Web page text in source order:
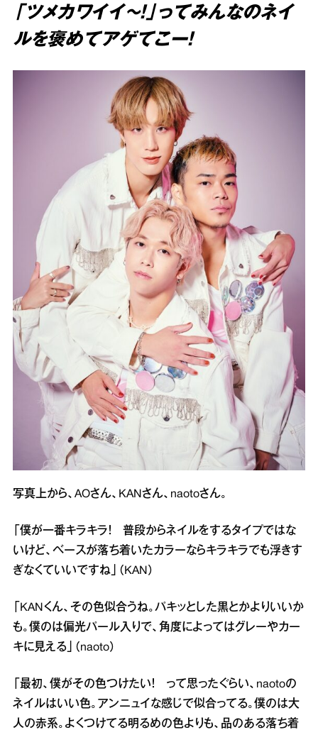
「ツメカワイイ～！」ってみんなのネイ
ルを褒めてアゲてこー！
写真上から、AOさん、KANさん、naotoさん。
「僕が一番キラキラ！ 普段からネイルをするタイプではな
いけど、ベースが落ち着いたカラーならキラキラでも浮きす
ぎなくていいですね」（KAN）
「KANくん、その色似合うね。パキッとした黒とかよりいいか
も。僕のは偏光パール入りで、角度によってはグレーやカー
キに見える」（naoto）
「最初、僕がその色つけたい！ って思ったぐらい、naotoの
ネイルはいい色。アンニュイな感じで似合ってる。僕のは大
人の赤系。よくつけてる明るめの色よりも、品のある落ち着